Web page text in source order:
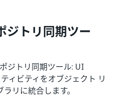
ジトリ同期ツー
ジトリ同期ツール: UI
ィビティをオブジェクト リ
リに統合します。